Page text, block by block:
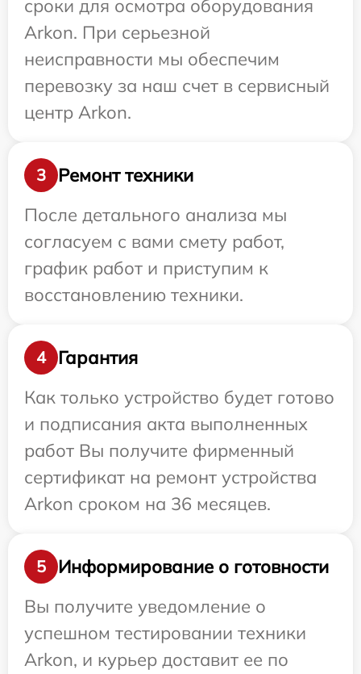
сроки для осмотра оборудования
Arkon. При серьезной
неисправности мы обеспечим
перевозку за наш счет в сервисный
центр Arkon.
3
Ремонт техники
После детального анализа мы
согласуем с вами смету работ,
график работ и приступим к
восстановлению техники.
4
Гарантия
Как только устройство будет готово
и подписания акта выполненных
работ Вы получите фирменный
сертификат на ремонт устройства
Arkon сроком на 36 месяцев.
5
Информирование о готовности
Вы получите уведомление о
успешном тестировании техники
Arkon, и курьер доставит ее по